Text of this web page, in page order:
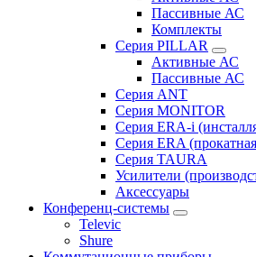
Пассивные АС
Комплекты
Серия PILLAR
Активные АС
Пассивные АС
Серия ANT
Серия MONITOR
Серия ERA-i
Серия ERA
Серия TAURA
Усилители
Аксессуары
Конференц-системы
Televic
Shure